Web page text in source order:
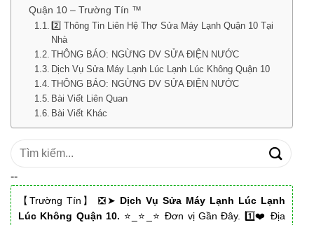
Quận 10 – Trường Tín ™
2️⃣ Thông Tin Liên Hệ Thợ Sửa Máy Lạnh Quận 10 Tại
Nhà
THÔNG BÁO: NGỪNG DV SỬA ĐIỆN NƯỚC
Dịch Vụ Sửa Máy Lạnh Lúc Lạnh Lúc Không Quận 10
THÔNG BÁO: NGỪNG DV SỬA ĐIỆN NƯỚC
Bài Viết Liên Quan
Bài Viết Khác
Tìm
--
【Trường Tín】 ❎➤ Dịch Vụ Sửa Máy Lạnh Lúc Lạnh
Lúc Không Quận 10. ⭐_⭐_⭐ Đơn vị Gần Đây. 1️⃣❤️ Địa